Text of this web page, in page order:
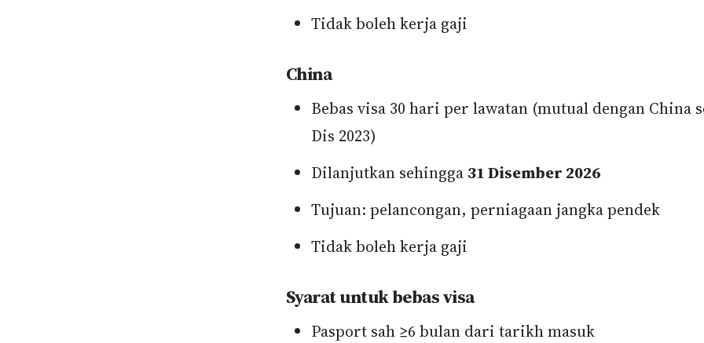
Tidak boleh kerja gaji
China
Bebas visa 30 hari per lawatan (mutual dengan China
Dis 2023)
Dilanjutkan sehingga31 Disember 2026
Tujuan: pelancongan, perniagaan jangka pendek
Tidak boleh kerja gaji
Syarat untuk bebas visa
Pasport sah ≥6 bulan dari tarikh masuk